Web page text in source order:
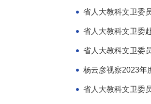
省人大教科文卫委
省人大教科文卫委
省人大教科文卫委
杨云彦视察2023年
省人大教科文卫委